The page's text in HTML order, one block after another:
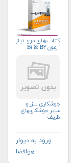
کتاب های مورد نیاز
آزمون B۱ & B۲
جوشکاری لیزر و
سایر جوشکاریهای
ظریف
ورود به دیوار
هوافضا